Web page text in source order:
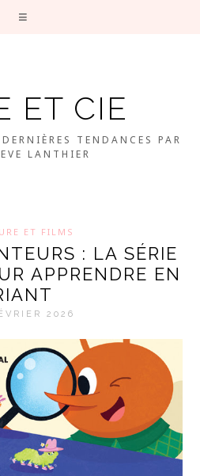
ET CIE
TENDANCES PAR
LANTHIER
ET FILMS
: LA SÉRIE
APPRENDRE EN
2026